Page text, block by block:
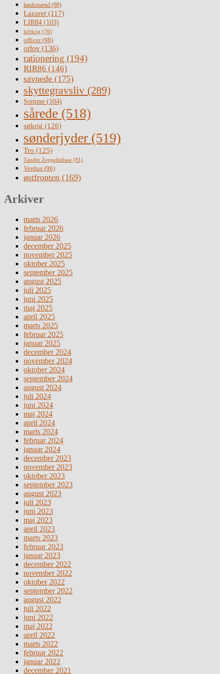
landsmænd (90)
Lazaret (117)
LIR84 (103)
luftkrig (76)
officer(98)
orlov (136)
rationering (194)
RIR86 (146)
savnede (175)
skyttegravsliv (289)
Somme (104)
sårede (518)
søkrig (126)
sønderjyder (519)
Tro (125)
Tønder Zeppelinbase (81)
Verdun (96)
østfronten (169)
Arkiver
marts 2026
februar 2026
januar 2026
december 2025
november 2025
oktober 2025
september 2025
august 2025
juli 2025
juni 2025
maj 2025
april 2025
marts 2025
februar 2025
januar 2025
december 2024
november 2024
oktober 2024
september 2024
august 2024
juli 2024
juni 2024
maj 2024
april 2024
marts 2024
februar 2024
januar 2024
december 2023
november 2023
oktober 2023
september 2023
august 2023
juli 2023
juni 2023
maj 2023
april 2023
marts 2023
februar 2023
januar 2023
december 2022
november 2022
oktober 2022
september 2022
august 2022
juli 2022
juni 2022
maj 2022
april 2022
marts 2022
februar 2022
januar 2022
december 2021